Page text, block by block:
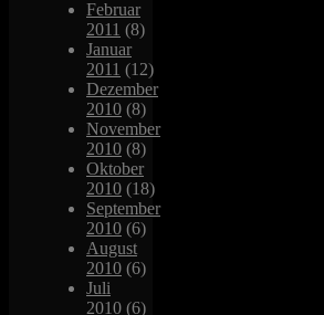
Februar
2011 (8)
Januar
2011 (12)
Dezember
2010 (8)
November
2010 (8)
Oktober
2010 (18)
September
2010 (6)
August
2010 (6)
Juli
2010 (6)